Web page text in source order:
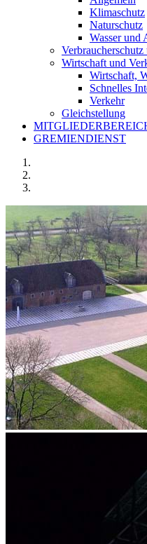
Klimaschutz
Naturschutz
Wasser und
Wirtschaft und
Wirtschaft,
Schnelles
Verkehr
Gleichstellung
GREMIENDIENST